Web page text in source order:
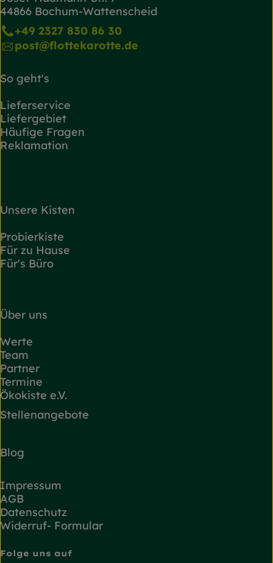
44866 Bochum-Wattenscheid
+49 2327 830 86 30
post@flottekarotte.de
So geht's
Lieferservice
Liefergebiet
Häufige Fragen
Reklamation
Unsere Kisten
Probierkiste
Für zu Hause
Für's Büro
Über uns
Werte
Team
Partner
Termine
Ökokiste e.V.
Stellenangebote
Blog
Impressum
AGB
Datenschutz
Widerruf- Formular
Folge uns auf